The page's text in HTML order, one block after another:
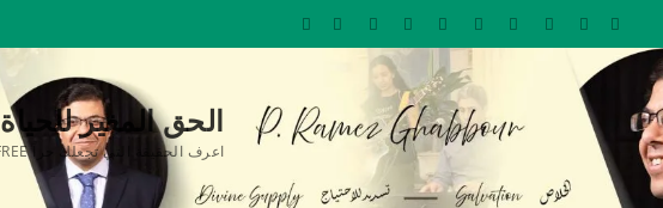
التجاوز
إلى
المحتوى
الحق المغير للحياة LIFE CHANGING TRUTH
اعرف الحقيقة التي تجعلك حراً KNOW THE TRUTH THAT MAKES YOU FREE